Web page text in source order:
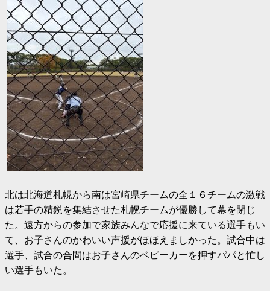
北は北海道札幌から南は宮崎県チームの全１６チームの激戦
は若手の精鋭を集結させた札幌チームが優勝して幕を閉じ
た。遠方からの参加で家族みんなで応援に来ている選手もい
て、お子さんのかわいい声援がほほえましかった。試合中は
選手、試合の合間はお子さんのベビーカーを押すパパと忙し
い選手もいた。